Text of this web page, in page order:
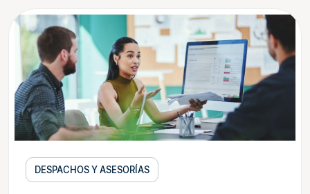
DESPACHOS Y ASESORÍAS